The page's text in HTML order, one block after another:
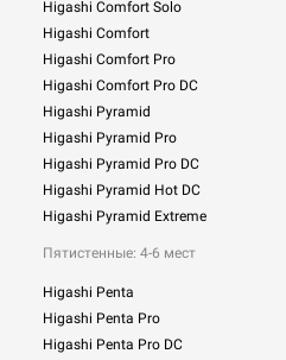
Higashi Comfort Solo
Higashi Comfort
Higashi Comfort Pro
Higashi Comfort Pro DC
Higashi Pyramid
Higashi Pyramid Pro
Higashi Pyramid Pro DC
Higashi Pyramid Hot DC
Higashi Pyramid Extreme
Пятистенные: 4-6 мест
Higashi Penta
Higashi Penta Pro
Higashi Penta Pro DC